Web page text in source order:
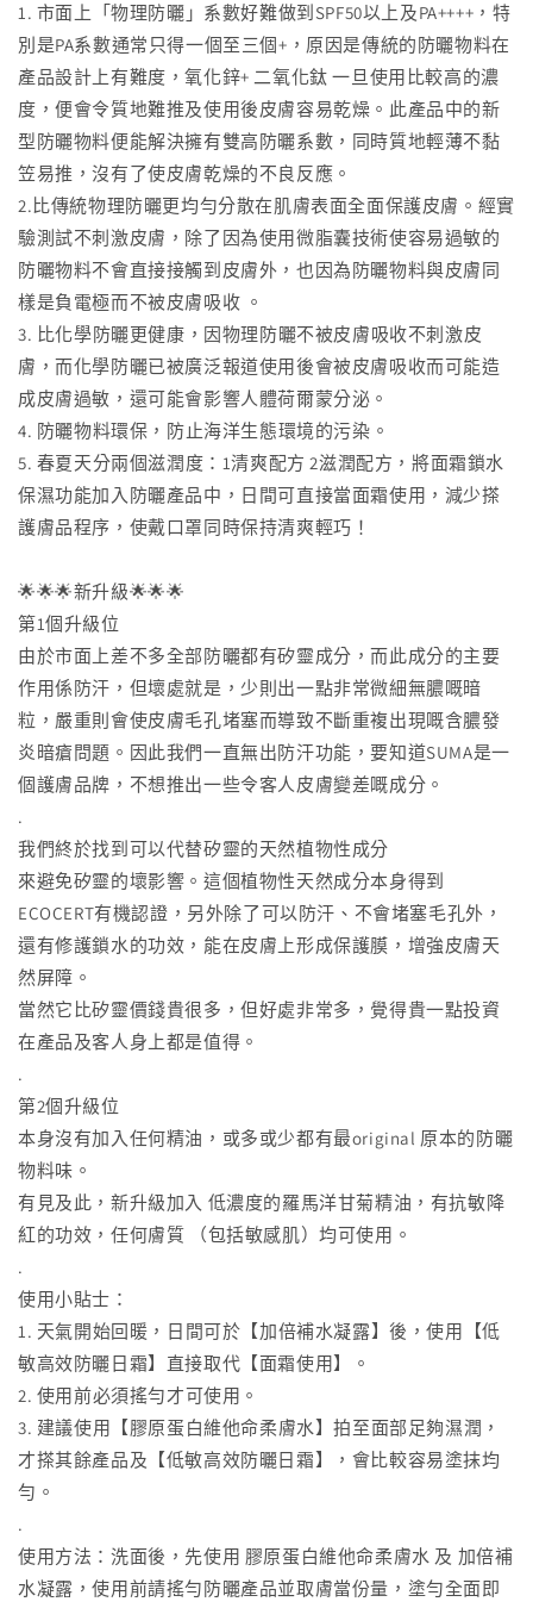
1. 市面上「物理防曬」系數好難做到SPF50以上及PA++++，特
別是PA系數通常只得一個至三個+，原因是傳統的防曬物料在
產品設計上有難度，氧化鋅+ 二氧化鈦 一旦使用比較高的濃
度，便會令質地難推及使用後皮膚容易乾燥。此產品中的新
型防曬物料便能解決擁有雙高防曬系數，同時質地輕薄不黏
笠易推，沒有了使皮膚乾燥的不良反應。
2.比傳統物理防曬更均勻分散在肌膚表面全面保護皮膚。經實
驗測試不刺激皮膚，除了因為使用微脂囊技術使容易過敏的
防曬物料不會直接接觸到皮膚外，也因為防曬物料與皮膚同
樣是負電極而不被皮膚吸收 。
3. 比化學防曬更健康，因物理防曬不被皮膚吸收不刺激皮
膚，而化學防曬已被廣泛報道使用後會被皮膚吸收而可能造
成皮膚過敏，還可能會影響人體荷爾蒙分泌。
4. 防曬物料環保，防止海洋生態環境的污染。
5. 春夏天分兩個滋潤度：1清爽配方 2滋潤配方，將面霜鎖水
保濕功能加入防曬產品中，日間可直接當面霜使用，減少搽
護膚品程序，使戴口罩同時保持清爽輕巧！
🌟🌟🌟新升級🌟🌟🌟
第1個升級位
由於市面上差不多全部防曬都有矽靈成分，而此成分的主要
作用係防汗，但壞處就是，少則出一點非常微細無膿嘅暗
粒，嚴重則會使皮膚毛孔堵塞而導致不斷重複出現嘅含膿發
炎暗瘡問題。因此我們一直無出防汗功能，要知道SUMA是一
個護膚品牌，不想推出一些令客人皮膚變差嘅成分。
.
我們終於找到可以代替矽靈的天然植物性成分
來避免矽靈的壞影響。這個植物性天然成分本身得到
ECOCERT有機認證，另外除了可以防汗、不會堵塞毛孔外，
還有修護鎖水的功效，能在皮膚上形成保護膜，增強皮膚天
然屏障。
當然它比矽靈價錢貴很多，但好處非常多，覺得貴一點投資
在產品及客人身上都是值得。
.
第2個升級位
本身沒有加入任何精油，或多或少都有最original 原本的防曬
物料味。
有見及此，新升級加入 低濃度的羅馬洋甘菊精油，有抗敏降
紅的功效，任何膚質 （包括敏感肌）均可使用。
.
使用小貼士：
1. 天氣開始回暖，日間可於【加倍補水凝露】後，使用【低
敏高效防曬日霜】直接取代【面霜使用】。
2. 使用前必須搖勻才可使用。
3. 建議使用【膠原蛋白維他命柔膚水】拍至面部足夠濕潤，
才搽其餘產品及【低敏高效防曬日霜】，會比較容易塗抹均
勻。
.
使用方法：洗面後，先使用 膠原蛋白維他命柔膚水 及 加倍補
水凝露，使用前請搖勻防曬產品並取膚當份量，塗勻全面即